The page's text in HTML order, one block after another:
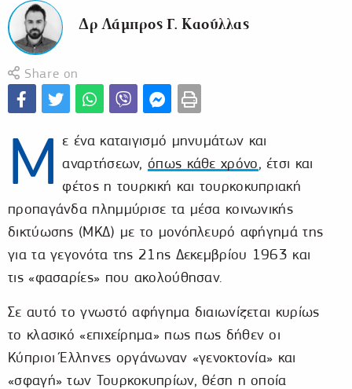
Δρ Λάμπρος Γ. Καούλλας
Share on
Μ ε ένα καταιγισμό μηνυμάτων και
αναρτήσεων,όπως κάθε χρόνο, έτσι και
φέτος η τουρκική και τουρκοκυπριακή
προπαγάνδα πλημμύρισε τα μέσα κοινωνικής
δικτύωσης (ΜΚΔ) με το μονόπλευρό αφήγημά της
για τα γεγονότα της 21ης Δεκεμβρίου 1963 και
τις «φασαρίες» που ακολούθησαν.
Σε αυτό το γνωστό αφήγημα διαιωνίζεται κυρίως
το κλασικό «επιχείρημα» πως πως δήθεν οι
Κύπριοι Έλληνες οργάνωναν «γενοκτονία» και
«σφαγή» των Τουρκοκυπρίων, θέση η οποία